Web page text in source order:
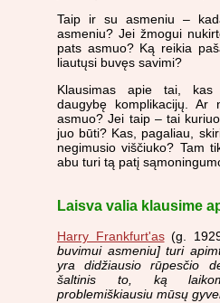
Taip ir su asmeniu –
asmeniu? Jei žmogui
pats asmuo? Ką reikia
liautųsi buvęs savimi?
Klausimas apie tai,
daugybę komplikacijų. Ar
asmuo? Jei taip – tai
juo būti? Kas, pagaliau,
negimusio viščiuko? Tam
abu turi tą patį
Laisva valia klausime
Harry Frankfurt'as(g.
buvimui asmeniu] turi
yra didžiausio rūpesčio
šaltinis to, ką
problemiškiausiu mūsų